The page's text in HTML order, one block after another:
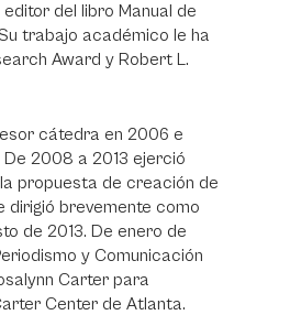
del libro Manual de
trabajo académico le ha
Award y Robert L.
cátedra en 2006 e
2008 a 2013 ejerció
propuesta de creación de
dirigió brevemente como
de 2013. De enero de
y Comunicación
Carter para
Center de Atlanta.